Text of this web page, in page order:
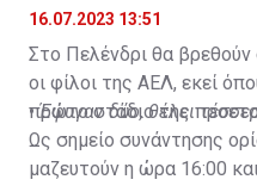
16.07.2023 13:51
Στο Πελένδρι θα
οι φίλοι της ΑΕΛ, εκεί
πρώτο στάδιο της
•Έφυγαν δύο, θέλει
Ως σημείο συνάντησης
μαζευτούν η ώρα 16:00